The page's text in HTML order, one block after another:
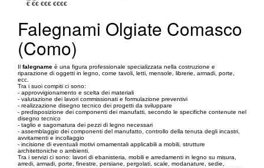
€ €€ €€€ €€€€
Falegnami Olgiate Comasco
(Como)
Il falegname è una figura professionale specializzata nella costruzione e
riparazione di oggetti in legno, come tavoli, letti, mensole, librerie, armadi, porte,
ecc.
Tra i suoi compiti ci sono:
- approvvigionamento e scelta dei materiali
- valutazione dei lavori commissionati e formulazione preventivi
- realizzazione disegno tecnico dei progetti da sviluppare
- predisposizione dei componenti dei manufatti, secondo le specifiche contenute nel
disegno tecnico
- taglio e sagomatura dei pezzi di legno necessari
- assemblaggio dei componenti del manufatto, controllo della tenuta degli incastri,
avvitamenti e incollaggio
- incisione di eventuali motivi ornamentali applicabili a mobili, strutture
architettoniche o ambienti.
Tra i servizi ci sono: lavori di ebanisteria, mobili e arredamenti in legno su misura,
arredi, armadi, porte, finestre, persiane, pergolati, scale, modanature, sedie,